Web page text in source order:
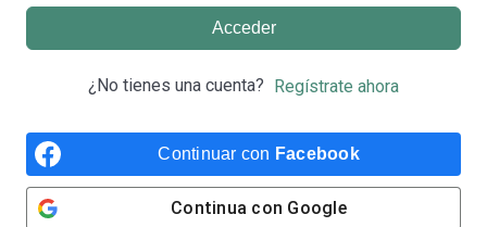
Acceder
¿No tienes una cuenta? Regístrate ahora
Continuar con Facebook
Continua con Google